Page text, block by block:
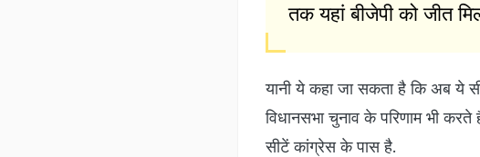
तक यहां बीजेपी को जीत
यानी ये कहा जा सकता है कि अब ये
विधानसभा चुनाव के परिणाम भी
सीटें कांग्रेस के पास है.